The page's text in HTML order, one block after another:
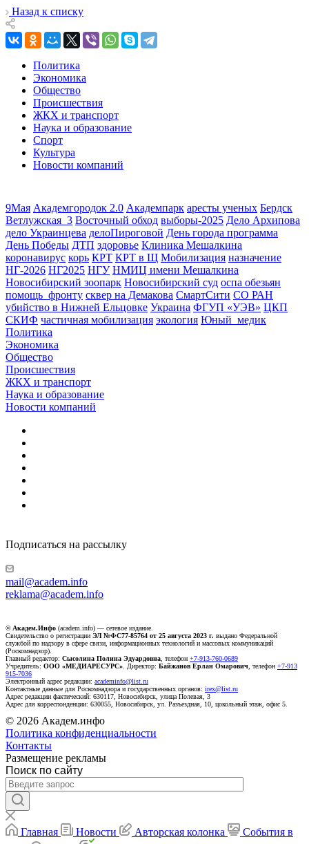
Назад к списку
Политика
Экономика
Общество
Происшествия
ЖКХ и транспорт
Наука и образование
Спорт
Культура
Новости компаний
9Мая Академгородок 2.0 Академпарк аресты ученых Бердск
Ветлужская_3 Восточный обход выборы-2025 Дело Архипова
дело Украинцева делоПироговой День города программа
День Победы ДТП здоровье Клиника Мешалкина
коронавирус корь КРТ КРТ в Щ Мобилизация назначение
НГ-2026 НГ2025 НГУ НМИЦ имени Мешалкина
Новосибирский зоопарк Новосибирский суд оспа обезьян
помощь_фронту сквер на Демакова СмартСити СО РАН
убийство в Нижней Ельцовке Украина ФГУП «УЭВ» ЦКП
СКИФ частичная мобилизация экология Юный_медик
Политика
Экономика
Общество
Происшествия
ЖКХ и транспорт
Наука и образование
Новости компаний
Подписаться на рассылку
mail@academ.info
reklama@academ.info
© Академ.Инфо (academ.info) — сетевое издание.
Свидетельство о регистрации ЭЛ №ФС77-85764 от 25 августа 2023 г. выдано Федеральной
службой по надзору в сфере связи, информационных технологий и массовых коммуникаций
(Роскомнадзор).
Главный редактор: Сысолина Полина Эдуардовна , телефон +7-913-760-0689
Учредитель: ООО «МЕДИАРЕСУРС» . Директор: Байжанов Ерлан Омарович , телефон +7-913
915-7036
Электронный адрес редакции: academinfo@list.ru
Контактные данные для Роскомнадзора и государственных органов: irex@list.ru
Адрес редакции фактический: 630117, Новосибирск, улица Полевая, 3
Адрес для корреспонденции: 630055, Новосибирск, ул. Разъездная, 10, цокольный этаж, офис 5.
© 2026 Академ.инфо
Политика конфиденциальности
Контакты
Размещение рекламы
Поиск по сайту
Главная Новости Авторская колонка
События в